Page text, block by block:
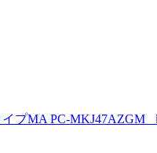
イプMA PC-MKJ47AZGM